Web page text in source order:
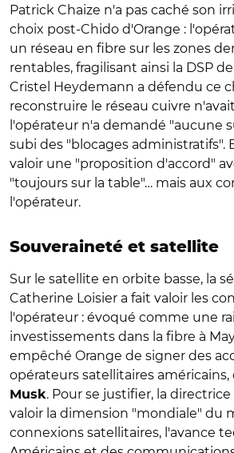
Patrick Chaize n'a pas caché son
choix post-Chido d'Orange :
un réseau en fibre sur les zones
rentables, fragilisant ainsi la DSP
Cristel Heydemann a défendu ce
reconstruire le réseau cuivre
l'opérateur n'a demandé "aucune
subi des "blocages administratifs".
valoir une "proposition d'accord"
"toujours sur la table"… mais aux
l'opérateur.
Souveraineté et satellite
Sur le satellite en orbite basse, la
Catherine Loisier a fait valoir les
l'opérateur : évoqué comme une
investissements dans la fibre à
empêché Orange de signer des
opérateurs satellitaires
Musk. Pour se justifier, la
valoir la dimension "mondiale" du
connexions satellitaires, l'avance